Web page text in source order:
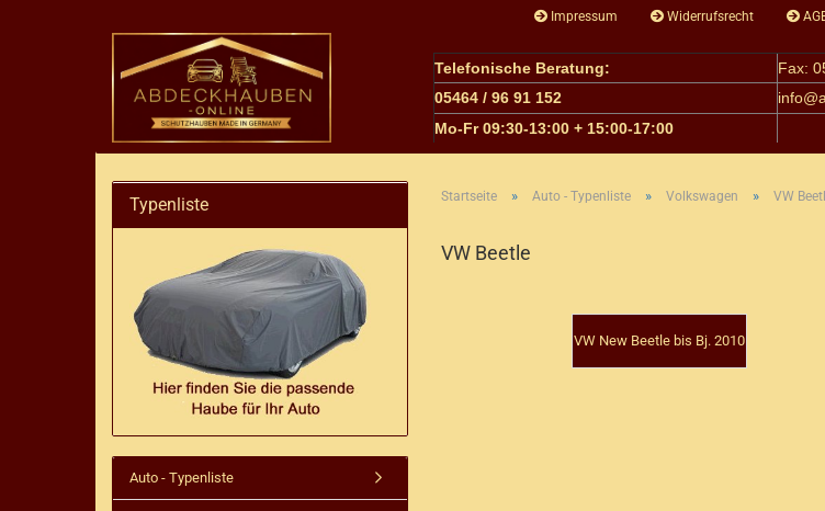
Impressum Widerrufsrecht
Telefonische Beratung:
Fax:
05464 / 96 91 152
info@
Mo-Fr 09:30-13:00 + 15:00-17:00
Startseite » Auto - Typenliste » Volkswagen » VW
VW Beetle
VW New Beetle bis Bj. 2010
Typenliste
Auto - Typenliste